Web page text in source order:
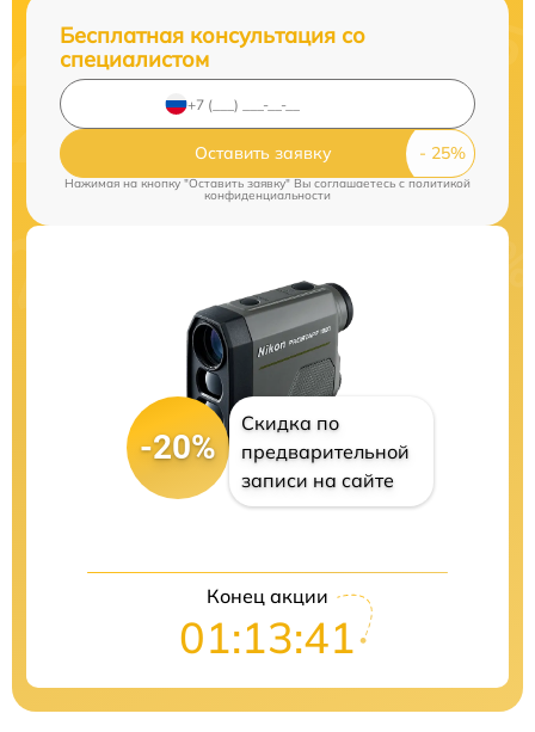
Бесплатная консультация со
специалистом
Оставить заявку
Нажимая на кнопку "Оставить заявку" Вы соглашаетесь cполитикой
конфиденциальности
-20%
Скидка по
предварительной
записи на сайте
Конец акции
01:13:41